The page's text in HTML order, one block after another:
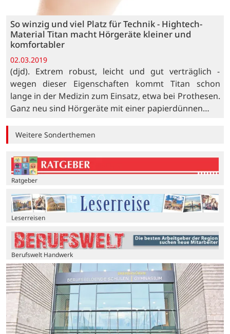
So winzig und viel Platz für Technik - Hightech-
Material Titan macht Hörgeräte kleiner und
komfortabler
02.03.2019
(djd). Extrem robust, leicht und gut verträglich -
wegen dieser Eigenschaften kommt Titan schon
lange in der Medizin zum Einsatz, etwa bei Prothesen.
Ganz neu sind Hörgeräte mit einer papierdünnen…
Weitere Sonderthemen
Ratgeber
Leserreisen
Berufswelt Handwerk